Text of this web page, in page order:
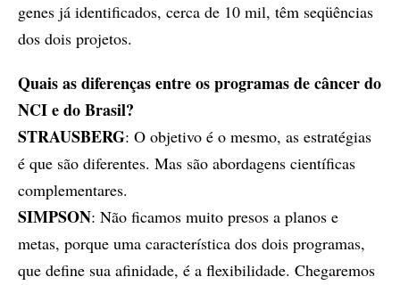
genes já identificados, cerca de 10 mil, têm seqüências
dos dois projetos.
Quais as diferenças entre os programas de câncer do
NCI e do Brasil?
STRAUSBERG: O objetivo é o mesmo, as estratégias
é que são diferentes. Mas são abordagens científicas
complementares.
SIMPSON: Não ficamos muito presos a planos e
metas, porque uma característica dos dois programas,
que define sua afinidade, é a flexibilidade. Chegaremos